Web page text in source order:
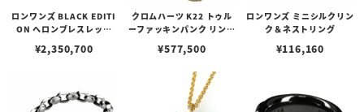
ロンワンズ BLACK EDITI
ON ヘロンブレスレット
w/ K18イエローゴールド
モンドカスタム
¥2,350,700
クロムハーツ K22 トゥル
ーファッキンパンク リング
¥577,500
ロンワンズ ミニシルクリン
ク＆ネストリング
¥116,160